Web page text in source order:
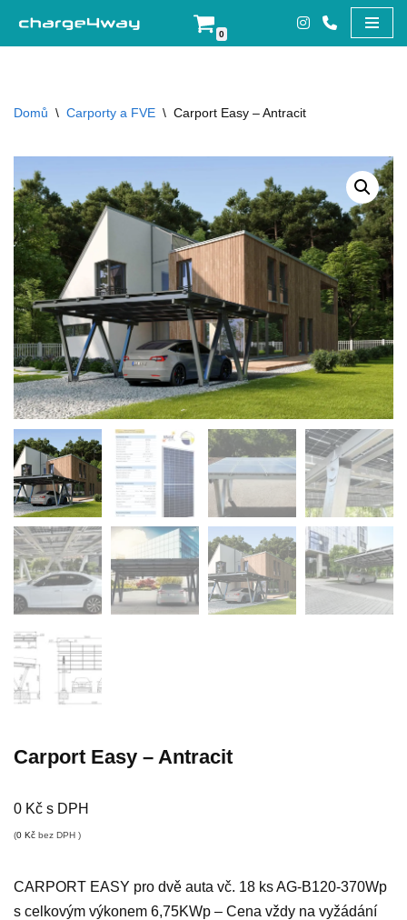
Přeskočit
0
Domů \ Carporty a FVE \ Carport Easy – Antracit
Carport Easy – Antracit
0 Kč s DPH
(0 Kč bez DPH )
CARPORT EASY pro dvě auta vč. 18 ks AG-B120-370Wp
s celkovým výkonem 6,75KWp – Cena vždy na vyžádání